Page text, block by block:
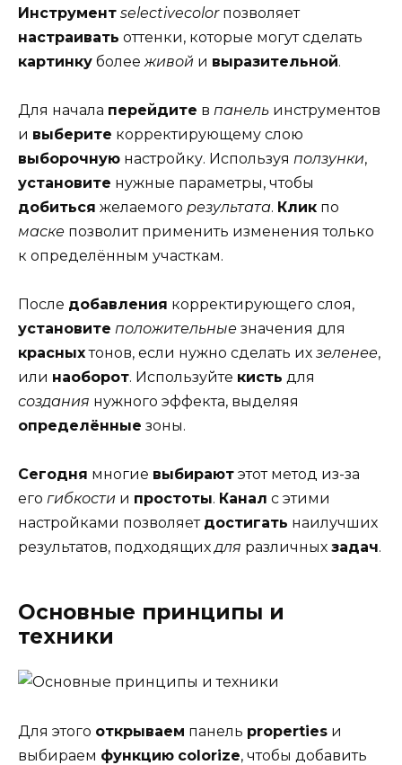
Инструмент selectivecolorпозволяет
настраивать оттенки, которые могут сделать
картинку более живой и выразительной.
Для начала перейдите в панель инструментов
и выберите корректирующему слою
выборочную настройку. Используя ползунки,
установите нужные параметры, чтобы
добиться желаемого результата. Клик по
маске позволит применить изменения только
к определённым участкам.
После добавления корректирующего слоя,
установите положительные значения для
красныхтонов, если нужно сделать их зеленее,
или наоборот. Используйте кисть для
создания нужного эффекта, выделяя
определённые зоны.
Сегодня многие выбирают этот метод из-за
его гибкости и простоты. Канал с этими
настройками позволяет достигать наилучших
результатов, подходящихдля различных задач.
Основные принципы и
техники
Для этого открываем панель properties и
выбираем функцию colorize, чтобы добавить